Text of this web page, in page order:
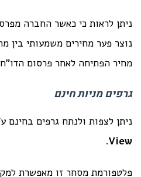
ניתן לראות כי כאשר החברה
נוצר פער מחירים משמעותי בין
מחיר הפתיחה לאחר פרסום
גרפים מניות חינם
ניתן לצפות ולנתח גרפים בחינם
View
.
פלטפורמת מסחר זו מאפשרת